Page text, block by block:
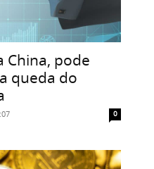
China, pode
queda do
0